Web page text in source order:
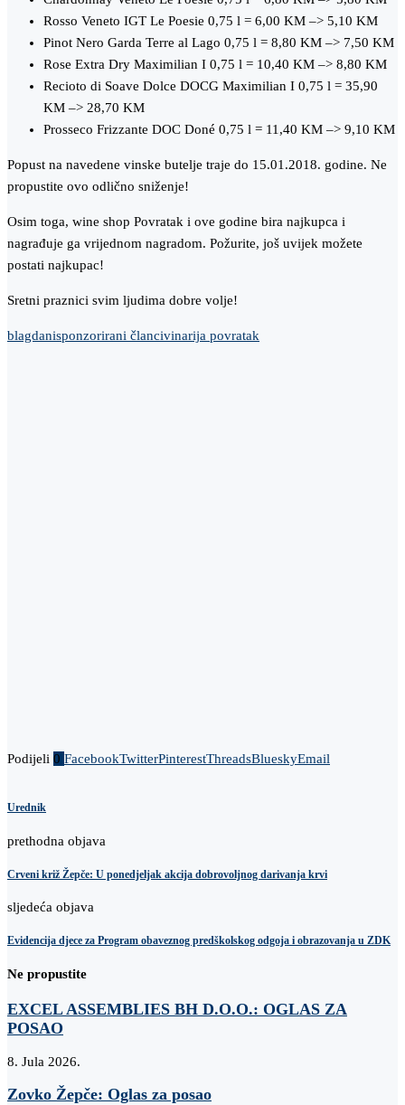
Rosso Veneto IGT Le Poesie 0,75 l = 6,00 KM –> 5,10 KM
Pinot Nero Garda Terre al Lago 0,75 l = 8,80 KM –> 7,50 KM
Rose Extra Dry Maximilian I 0,75 l = 10,40 KM –> 8,80 KM
Recioto di Soave Dolce DOCG Maximilian I 0,75 l = 35,90
KM –> 28,70 KM
Prosseco Frizzante DOC Doné 0,75 l = 11,40 KM –> 9,10 KM
Popust na navedene vinske butelje traje do 15.01.2018. godine. Ne
propustite ovo odlično sniženje!
Osim toga, wine shop Povratak i ove godine bira najkupca i
nagrađuje ga vrijednom nagradom. Požurite, još uvijek možete
postati najkupac!
Sretni praznici svim ljudima dobre volje!
blagdanisponzorirani člancivinarija povratak
Podijeli 0 FacebookTwitterPinterestThreadsBlueskyEmail
Urednik
prethodna objava
Crveni križ Žepče: U ponedjeljak akcija dobrovoljnog darivanja krvi
sljedeća objava
Evidencija djece za Program obaveznog predškolskog odgoja i obrazovanja u ZDK
Ne propustite
EXCEL ASSEMBLIES BH D.O.O.: OGLAS ZA
POSAO
8. Jula 2026.
Zovko Žepče: Oglas za posao